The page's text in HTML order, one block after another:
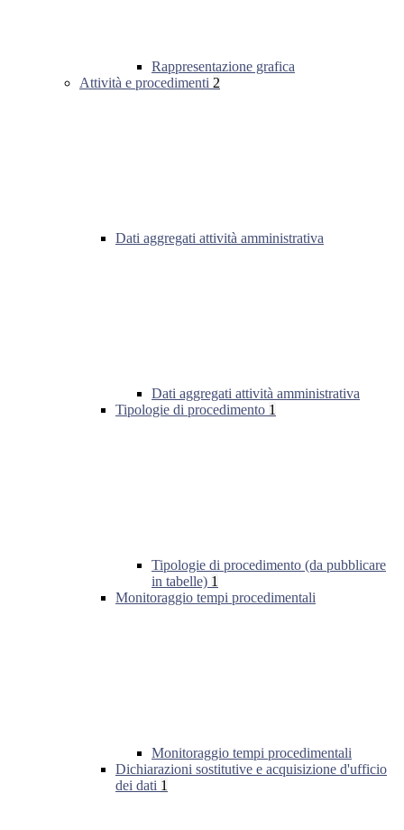
Rappresentazione grafica
Attività e procedimenti 2
Dati aggregati attività amministrativa
Dati aggregati attività amministrativa
Tipologie di procedimento 1
Tipologie di procedimento (da pubblicare
in tabelle) 1
Monitoraggio tempi procedimentali
Monitoraggio tempi procedimentali
Dichiarazioni sostitutive e acquisizione d'ufficio
dei dati 1